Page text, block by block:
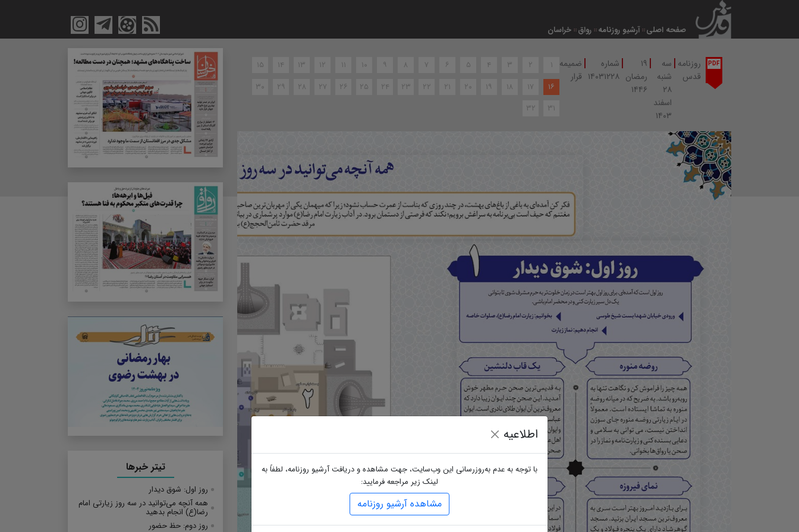
صفحه اصلی آرشیو روزنامه رواق خراسان
PDF
روزنامه
قدس
| سه
شنبه
۲۸
اسفند
۱۴۰۳
| ۱۹
رمضان
۱۴۴۶
| شماره
۱۴۰۳۱۲۲۸
| ضمیمه
قرار
۱ ۲ ۳ ۴ ۵ ۶ ۷ ۸ ۹ ۱۰ ۱۱ ۱۲ ۱۳ ۱۴
۱۵
۱۶
۱۷ ۱۸ ۱۹ ۲۰ ۲۱ ۲۲ ۲۳ ۲۴ ۲۵ ۲۶ ۲۷ ۲۸ ۲۹
۳۰
۳۱
۳۲
تیتر خبرها
روز اول: شوق دیدار
همه آنچه می‌توانید در سه روز زیارتی امام
رضا(ع) انجام بدهید
روز دوم: حظ حضور
اطلاعیه
با توجه به عدم به‌روزرسانی این وب‌سایت، جهت مشاهده و دریافت آرشیو روزنامه، لطفاً به
لینک زیر مراجعه فرمایید:
مشاهده آرشیو روزنامه